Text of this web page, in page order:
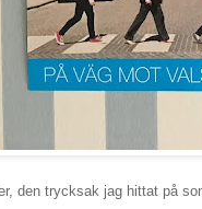
den trycksak jag hittat på